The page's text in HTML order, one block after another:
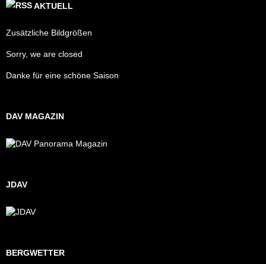
AKTUELL
Zusätzliche Bildgrößen
Sorry, we are closed
Danke für eine schöne Saison
DAV MAGAZIN
JDAV
BERGWETTER